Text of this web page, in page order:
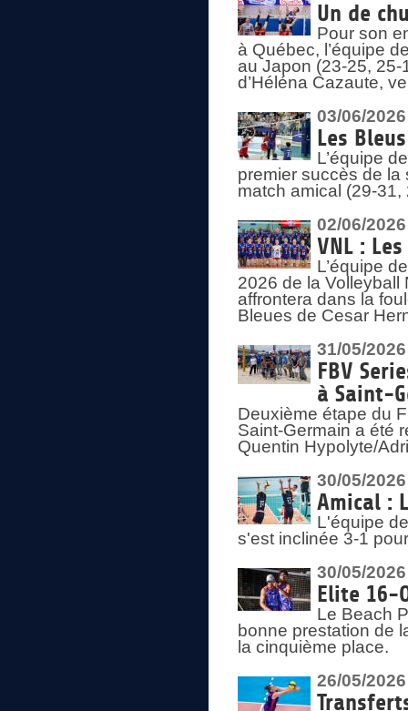
Un de
Pour son
à Québec, l’équipe
au Japon (23-25,
d’Héléna Cazaute,
03/06/2026
Les
L’équipe
premier succès de la
match amical (29-
02/06/2026
VNL :
L’équipe
2026 de la
affrontera dans la
Bleues de Cesar
31/05/2026
FBV
à Saint-
Deuxième étape du
Saint-Germain a été
Quentin Hypolyte/
30/05/2026
Amical :
L'équipe
s'est inclinée 3-1
30/05/2026
Elite 16-
Le Beach
bonne prestation de
la cinquième place.
26/05/2026